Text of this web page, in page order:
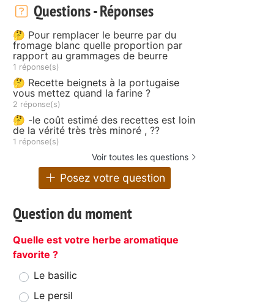
Questions - Réponses
🤔 Pour remplacer le beurre par du
fromage blanc quelle proportion par
rapport au grammages de beurre
1 réponse(s)
🤔 Recette beignets à la portugaise
vous mettez quand la farine ?
2 réponse(s)
🤔 -le coût estimé des recettes est loin
de la vérité très très minoré , ??
1 réponse(s)
Voir toutes les questions
Posez votre question
Question du moment
Quelle est votre herbe aromatique
favorite ?
Le basilic
Le persil